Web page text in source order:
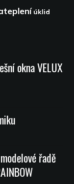
úklid
okna VELUX
řadě